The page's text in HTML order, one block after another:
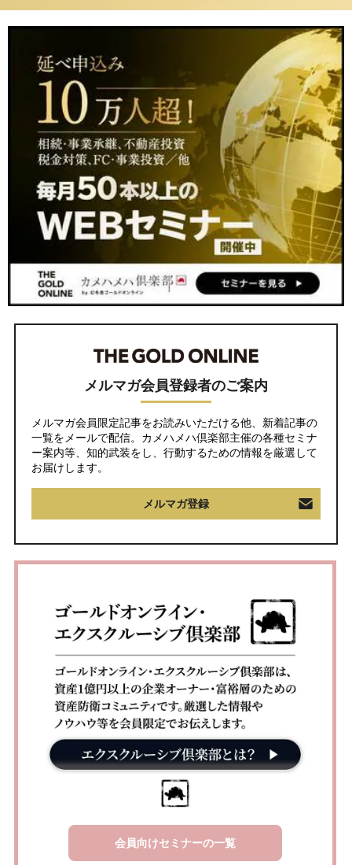
メルマガ会員登録者のご案内
メルマガ会員限定記事をお読みいただける他、新着記事の
一覧をメールで配信。カメハメハ倶楽部主催の各種セミナ
ー案内等、知的武装をし、行動するための情報を厳選して
お届けします。
メルマガ登録
会員向けセミナーの一覧